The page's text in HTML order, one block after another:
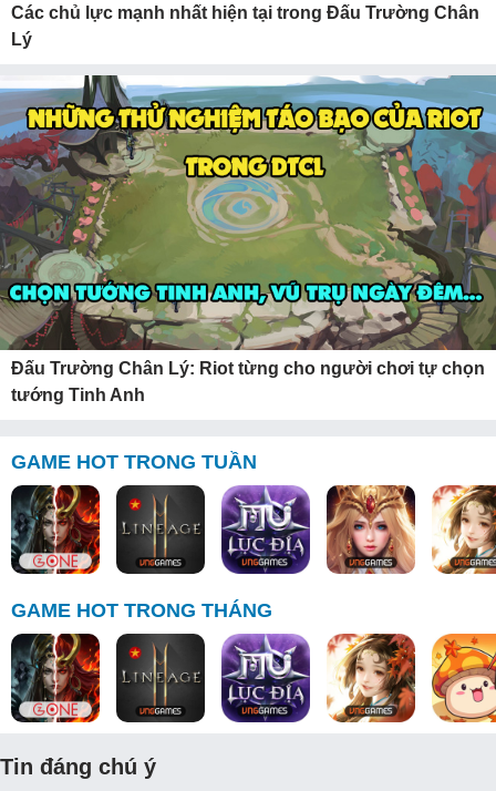
Các chủ lực mạnh nhất hiện tại trong Đấu Trường Chân
Lý
Đấu Trường Chân Lý: Riot từng cho người chơi tự chọn
tướng Tinh Anh
GAME HOT TRONG TUẦN
GAME HOT TRONG THÁNG
Tin đáng chú ý